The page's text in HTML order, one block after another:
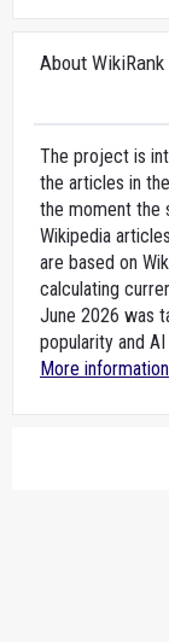
About WikiRank
The project is
the articles in
the moment the
Wikipedia
are based on
calculating
June 2026 was
popularity and
More information